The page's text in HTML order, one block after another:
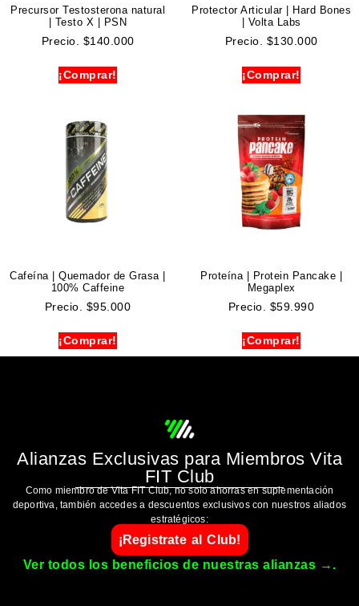
Precursor Testosterona natural
| Testo X | PSN
Precio. $140.000
¡Comprar!
Protector Articular | Hard Bones
| Volta Labs
Precio. $130.000
¡Comprar!
Cafeína | Quemador de Grasa |
100% Caffeine
Precio. $95.000
¡Comprar!
Proteína | Protein Pancake |
Megaplex
Precio. $59.990
¡Comprar!
Alianzas Exclusivas para Miembros Vita
FIT Club
Como miembro de Vita FIT Club, no solo ahorras en suplementación
deportiva, también accedes a descuentos exclusivos con nuestros aliados
estratégicos:
¡Registrate al Club!
Ver todos los beneficios de nuestras alianzas →.